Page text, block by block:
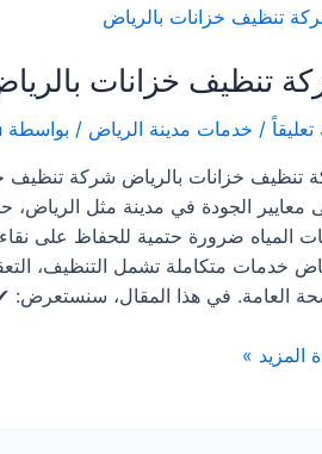
تنظيف خزانات
/ خدمات مدينة الرياض / بواسطة
تنظيف خزانات بالرياض شركة تنظيف
معايير الجودة في مدينة مثل
المياه ضرورة حتمية للحفاظ على
خدمات متكاملة تشمل التنظيف،
العامة. في هذا المقال، سنستعرض:
المزيد »